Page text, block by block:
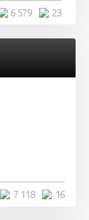
23
6 579
16
7 118